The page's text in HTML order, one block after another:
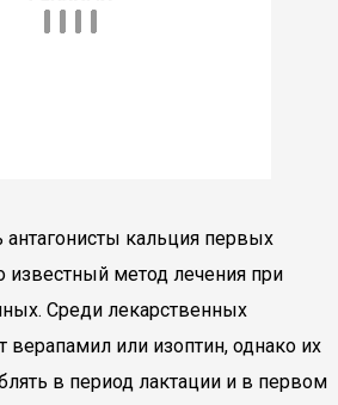
антагонисты кальция первых
известный метод лечения при
Среди лекарственных
или изоптин, однако их
в период лактации и в первом